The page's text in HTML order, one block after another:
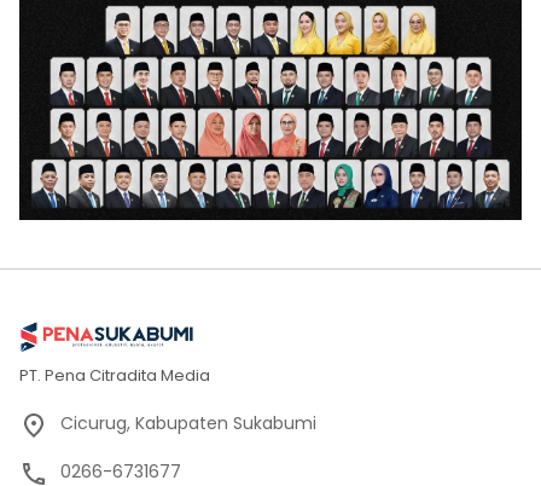
PT. Pena Citradita Media
Cicurug, Kabupaten Sukabumi
0266-6731677